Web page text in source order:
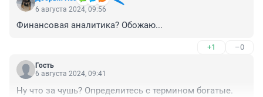
6 августа 2024, 09:56
Финансовая аналитика? Обожаю...
+1 –0
Гость
6 августа 2024, 09:41
Ну что за чушь? Определитесь с термином богатые.